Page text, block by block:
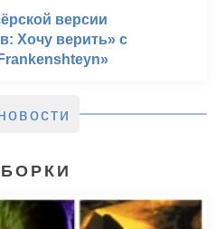
версии
Хочу верить» с